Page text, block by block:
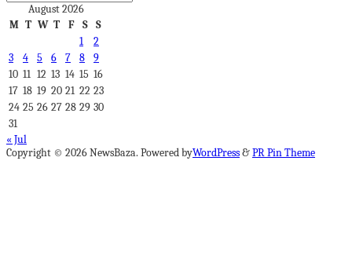
August 2026
M T W T F S
S
1
2
3
4 5 6 7 8
9
10 11 12 13 14 15 16
17 18 19 20 21 22 23
24 25 26 27 28 29 30
31
« Jul
Copyright © 2026 NewsBaza. Powered byWordPress&PR Pin Theme